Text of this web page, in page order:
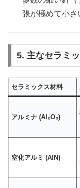
張が極めて小さ
5. 主なセラミ
セラミックス材料
アルミナ (Al₂O₃)
窒化アルミ (AlN)